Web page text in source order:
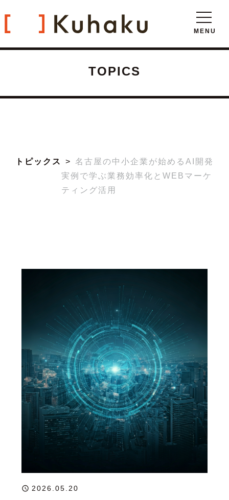
TOPICS
トピックス
名古屋の中小企業が始めるAI開発
実例で学ぶ業務効率化とWEBマーケ
ティング活用
2026.05.20